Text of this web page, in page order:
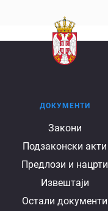
ДОКУМЕНТИ
Закони
Подзаконски акти
Предлози и нацрти
Извештаји
Остали документи